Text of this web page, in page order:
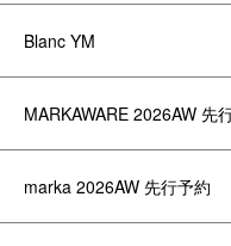
Blanc YM
MARKAWARE 2026AW 先
marka 2026AW 先行予約